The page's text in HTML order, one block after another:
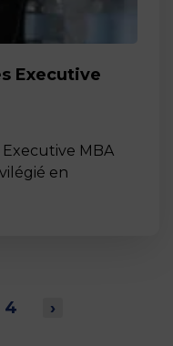
Executive
Executive MBA
en
4 ›